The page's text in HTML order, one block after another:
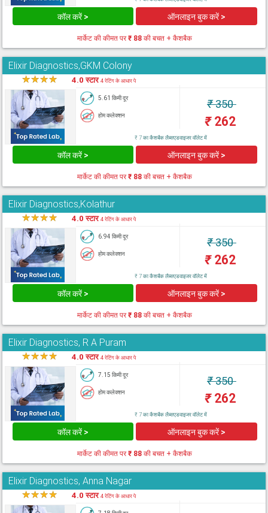
कॉल करें > ऑनलाइन बुक करें >
मार्केट की कीमत पर₹ 88 की बचत + कैशबैक
Elixir Diagnostics,GKM Colony
★★★★ 4.0 स्टार4 रेटिंग के आधार पे
5.61 किमी दूर
होम कलेक्शन
₹350
₹262
₹ 7 का कैशबैक लैब्सएडवाइजर वॉलेट में
कॉल करें > ऑनलाइन बुक करें >
मार्केट की कीमत पर₹ 88 की बचत + कैशबैक
Elixir Diagnostics,Kolathur
★★★★ 4.0 स्टार4 रेटिंग के आधार पे
6.94 किमी दूर
होम कलेक्शन
₹350
₹262
₹ 7 का कैशबैक लैब्सएडवाइजर वॉलेट में
कॉल करें > ऑनलाइन बुक करें >
मार्केट की कीमत पर₹ 88 की बचत + कैशबैक
Elixir Diagnostics, R A Puram
★★★★ 4.0 स्टार4 रेटिंग के आधार पे
7.15 किमी दूर
होम कलेक्शन
₹350
₹262
₹ 7 का कैशबैक लैब्सएडवाइजर वॉलेट में
कॉल करें > ऑनलाइन बुक करें >
मार्केट की कीमत पर₹ 88 की बचत + कैशबैक
Elixir Diagnostics, Anna Nagar
★★★★ 4.0 स्टार4 रेटिंग के आधार पे